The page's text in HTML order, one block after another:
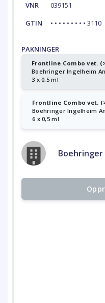
VNR
039151
GTIN
• • • • • • • • • 3110
PAKNINGER
Frontline Combo vet.
Boehringer Ingelheim
3 x 0,5 ml
Frontline Combo vet.
Boehringer Ingelheim
6 x 0,5 ml
Boehringer